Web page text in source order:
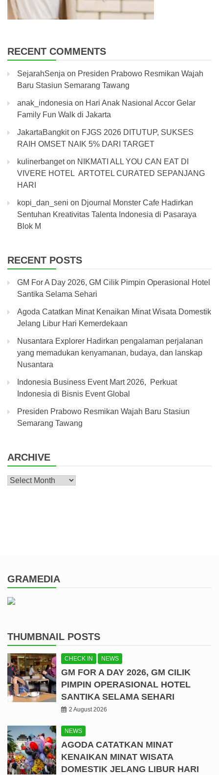
RECENT COMMENTS
SejarahSenja on Presiden Prabowo Resmikan Wajah
Baru Stasiun Semarang Tawang
anak_indonesia on Hari Anak Nasional Accor Gelar
Family Fun Walk di Jakarta
JakartaBangkiton FJGS 2026 DITUTUP, SUKSES
RAIH OMSET NAIK 5% DARI TARGET
kulinerbangeton NIKMATI ALL YOU CAN EAT DI
VIVERE HOTEL ARTOTEL CURATED SEPANJANG
HARI
kopi_dan_seni on Djournal Monster Cafe Hadirkan
Sentuhan Kreativitas Talenta Indonesia di Pasaraya
Blok M
RECENT POSTS
GM For A Day 2026, GM Cilik Pimpin Operasional Hotel
Santika Selama Sehari
Agoda Catatkan Minat Kenaikan Minat Wisata Domestik
Jelang Libur Hari Kemerdekaan
Nusantara Explorer Hadirkan pengalaman perjalanan
yang memadukan kenyamanan, budaya, dan lanskap
Nusantara
Indonesia Business Event Mart 2026, Perkuat
Indonesia di Bisnis Event Global
Presiden Prabowo Resmikan Wajah Baru Stasiun
Semarang Tawang
ARCHIVE
Archive
GRAMEDIA
THUMBNAIL POSTS
CHECK IN NEWS
GM FOR A DAY 2026, GM CILIK
PIMPIN OPERASIONAL HOTEL
SANTIKA SELAMA SEHARI
2 August 2026
NEWS
AGODA CATATKAN MINAT
KENAIKAN MINAT WISATA
DOMESTIK JELANG LIBUR HARI